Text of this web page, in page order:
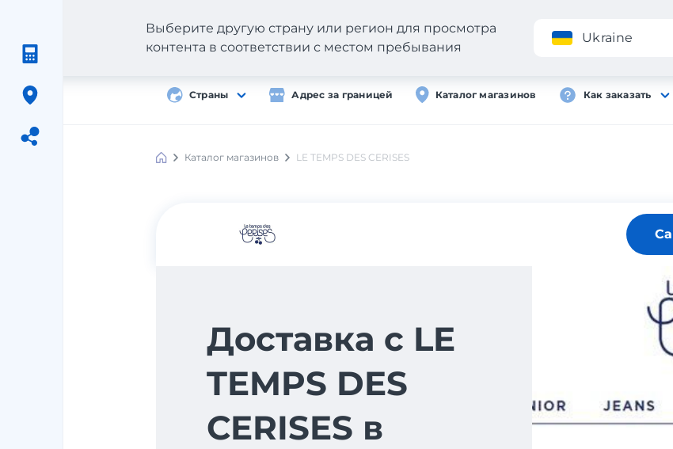
Страны Адрес за границей Каталог магазинов Как заказать
Выберите другую страну или регион для просмотра
контента в соответствии с местом пребывания
Ukraine
Meest
Каталог магазинов LE TEMPS DES CERISES
Доставка с LE
TEMPS DES
CERISES в